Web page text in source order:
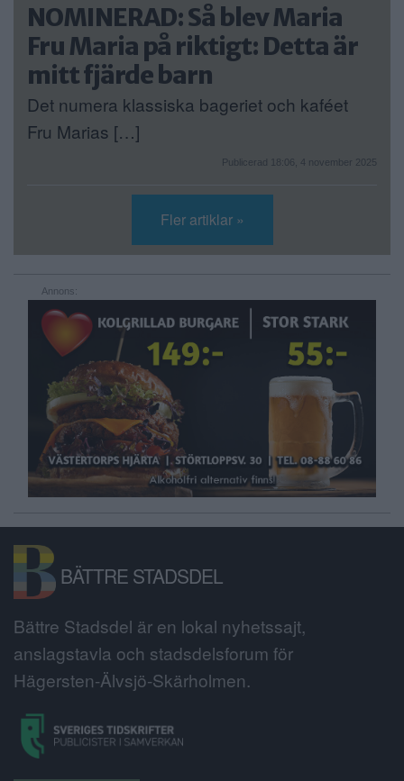
NOMINERAD: Så blev Maria
Fru Maria på riktigt: Detta är
mitt fjärde barn
Det numera klassiska bageriet och kaféet
Fru Marias […]
Publicerad 18:06, 4 november 2025
Fler artiklar »
Annons:
BÄTTRE STADSDEL
Bättre Stadsdel är en lokal nyhetssajt,
anslagstavla och stadsdelsforum för
Hägersten-Älvsjö-Skärholmen.